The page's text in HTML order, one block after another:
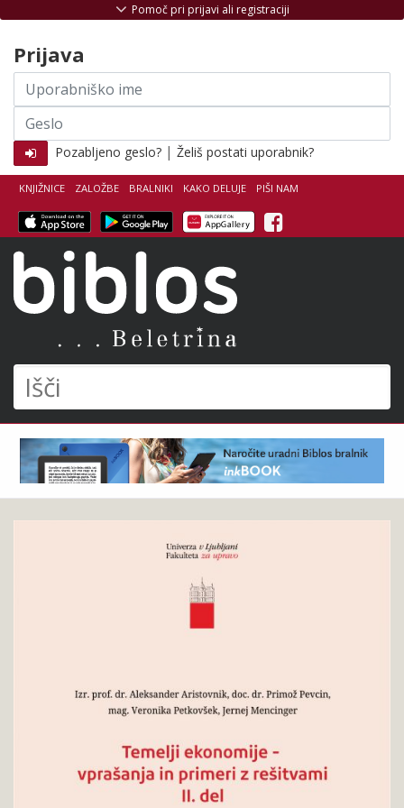
Išči
KNJIŽNICE ZALOŽBE BRALNIKI KAKO DELUJE PIŠI NAM
Facebook
Pomoč pri prijavi ali registraciji
Prijava
Uporabniško
ime
Geslo
Pozabljeno geslo? | Želiš postati uporabnik?
Aleksander
Aristovnik,
Petkovšek,
Mencinger